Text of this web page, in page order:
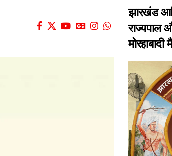
झारखंड
राज्यपाल